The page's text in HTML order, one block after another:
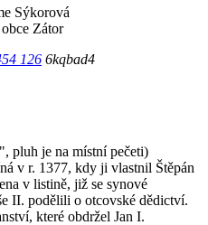
Sýkorová
Zátor
126 6kqbad4
pluh je na místní pečeti)
v r. 1377, kdy ji vlastnil Štěpán
v listině, již se synové
II. podělili o otcovské dědictví.
které obdržel Jan I.